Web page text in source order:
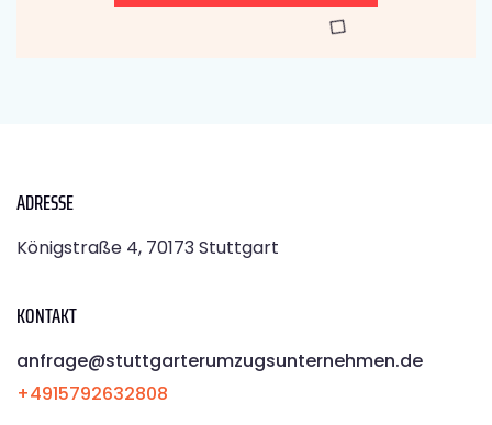
ADRESSE
Königstraße 4, 70173 Stuttgart
KONTAKT
anfrage@stuttgarterumzugsunternehmen.de
+4915792632808